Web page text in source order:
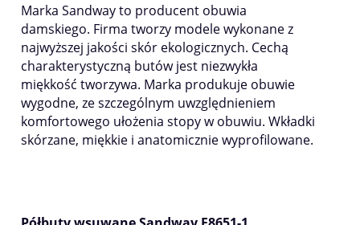
Marka Sandway to producent obuwia
damskiego. Firma tworzy modele wykonane z
najwyższej jakości skór ekologicznych. Cechą
charakterystyczną butów jest niezwykła
miękkość tworzywa. Marka produkuje obuwie
wygodne, ze szczególnym uwzględnieniem
komfortowego ułożenia stopy w obuwiu. Wkładki
skórzane, miękkie i anatomicznie wyprofilowane.